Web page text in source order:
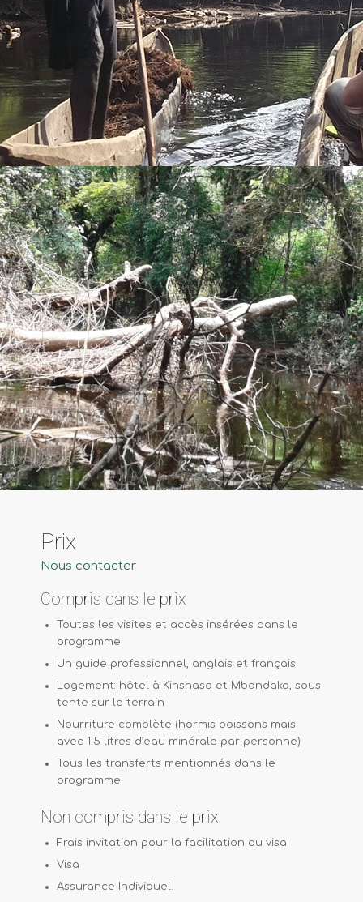
Prix
Nous contacter
Compris dans le prix
Toutes les visites et accès insérées dans le
programme
Un guide professionnel, anglais et français
Logement: hôtel à Kinshasa et Mbandaka, sous
tente sur le terrain
Nourriture complète (hormis boissons mais
avec 1.5 litres d’eau minérale par personne)
Tous les transferts mentionnés dans le
programme
Non compris dans le prix
Frais invitation pour la facilitation du visa
Visa
Assurance Individuel.